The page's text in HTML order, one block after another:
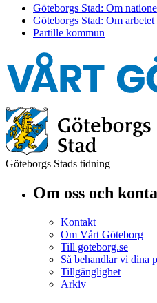
Göteborgs Stad: Om
Göteborgs Stad: Om
Partille kommun
Göteborgs Stads tidning
Om oss och
Kontakt
Om Vårt Göteborg
Till goteborg.se
Så behandlar vi dina
Tillgänglighet
Arkiv